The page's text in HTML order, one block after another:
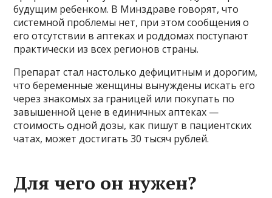
будущим ребенком. В Минздраве говорят, что
системной проблемы нет, при этом сообщения о
его отсутствии в аптеках и роддомах поступают
практически из всех регионов страны.
Препарат стал настолько дефицитным и дорогим,
что беременные женщины вынуждены искать его
через знакомых за границей или покупать по
завышенной цене в единичных аптеках —
стоимость одной дозы, как пишут в пациентских
чатах, может достигать 30 тысяч рублей.
Для чего он нужен?